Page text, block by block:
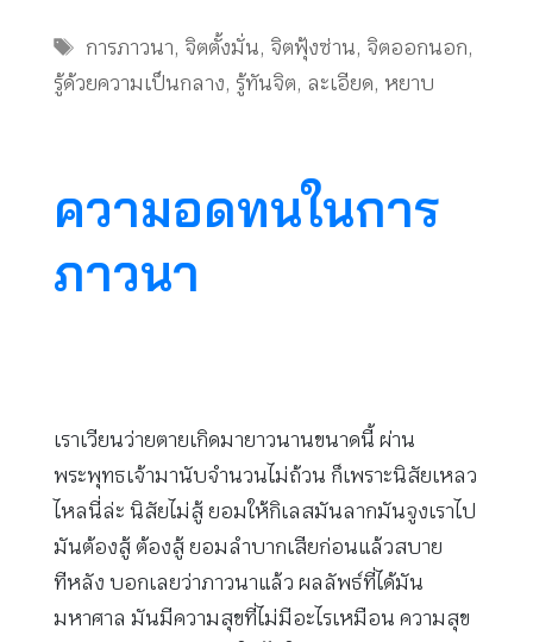
Tags
การภาวนา, จิตตั้งมั่น, จิตฟุ้งซ่าน, จิตออกนอก,
รู้ด้วยความเป็นกลาง, รู้ทันจิต, ละเอียด, หยาบ
ความอดทนในการ
ภาวนา
เราเวียนว่ายตายเกิดมายาวนานขนาดนี้ ผ่าน
พระพุทธเจ้ามานับจำนวนไม่ถ้วน ก็เพราะนิสัยเหลว
ไหลนี่ล่ะ นิสัยไม่สู้ ยอมให้กิเลสมันลากมันจูงเราไป
มันต้องสู้ ต้องสู้ ยอมลำบากเสียก่อนแล้วสบาย
ทีหลัง บอกเลยว่าภาวนาแล้ว ผลลัพธ์ที่ได้มัน
มหาศาล มันมีความสุขที่ไม่มีอะไรเหมือน ความสุข